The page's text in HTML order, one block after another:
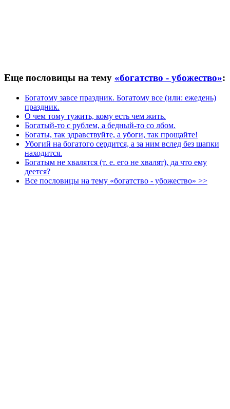
Еще пословицы на тему «богатство - убожество»:
Богатому завсе праздник. Богатому все (или: ежедень)
праздник.
О чем тому тужить, кому есть чем жить.
Богатый-то с рублем, а бедный-то со лбом.
Богаты, так здравствуйте, а убоги, так прощайте!
Убогий на богатого сердится, а за ним вслед без шапки
находится.
Богатым не хвалятся (т. е. его не хвалят), да что ему
деется?
Все пословицы на тему «богатство - убожество» >>